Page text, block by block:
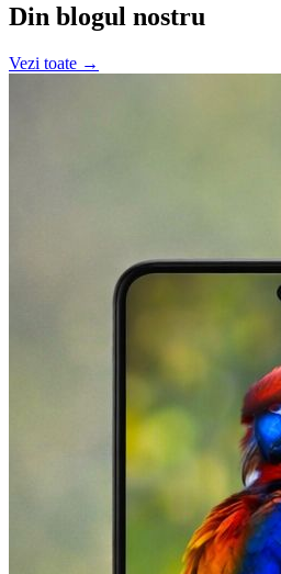
Din blogul nostru
Vezi toate →